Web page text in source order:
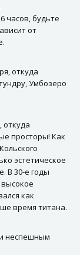
часов, будьте
от
откуда
Умбозеро
просторы! Как
эстетическое
В 30-е годы
как
время титана.
неспешным